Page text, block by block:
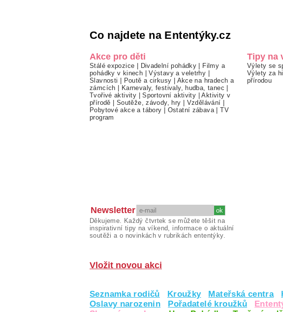
Co najdete na Ententýky.cz
Akce pro děti
Stálé expozice | Divadelní pohádky | Filmy a
pohádky v kinech |Výstavy a veletrhy |
Slavnosti | Poutě a cirkusy | Akce na hradech a
zámcích | Karnevaly, festivaly, hudba, tanec |
Tvořivé aktivity |Sportovní aktivity |Aktivity v
přírodě | Soutěže, závody, hry | Vzdělávání |
Pobytové akce a tábory | Ostatní zábava |TV
program
Tipy na
Výlety se
Výlety za
přírodou
Newsletter
Děkujeme. Každý čtvrtek se můžete těšit na
inspirativní tipy na víkend, informace o aktuální
soutěži a o novinkách v rubrikách ententýky.
Vložit novou akci
Seznamka rodičů Kroužky Mateřská centra
Oslavy narozenin
Pořadatelé kroužků